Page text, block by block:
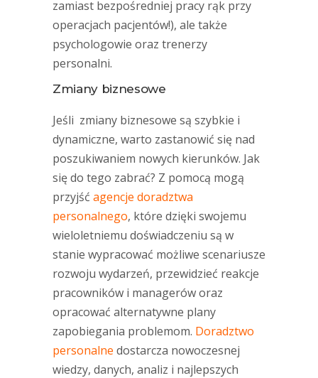
zamiast bezpośredniej pracy rąk przy
operacjach pacjentów!), ale także
psychologowie oraz trenerzy
personalni.
Zmiany biznesowe
Jeśli zmiany biznesowe są szybkie i
dynamiczne, warto zastanowić się nad
poszukiwaniem nowych kierunków. Jak
się do tego zabrać? Z pomocą mogą
przyjść agencje doradztwa
personalnego, które dzięki swojemu
wieloletniemu doświadczeniu są w
stanie wypracować możliwe scenariusze
rozwoju wydarzeń, przewidzieć reakcje
pracowników i managerów oraz
opracować alternatywne plany
zapobiegania problemom. Doradztwo
personalne dostarcza nowoczesnej
wiedzy, danych, analiz i najlepszych